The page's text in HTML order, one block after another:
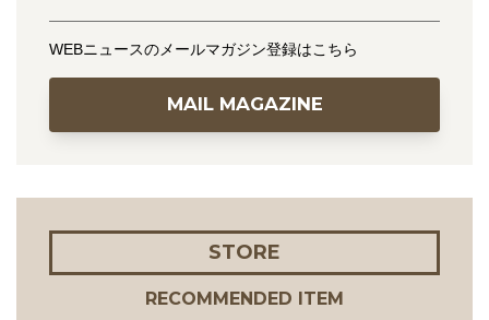
WEBニュースのメールマガジン登録はこちら
MAIL MAGAZINE
STORE
RECOMMENDED ITEM